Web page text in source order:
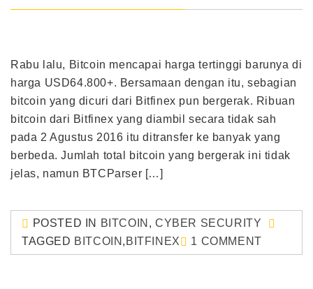
Rabu lalu, Bitcoin mencapai harga tertinggi barunya di
harga USD64.800+. Bersamaan dengan itu, sebagian
bitcoin yang dicuri dari Bitfinex pun bergerak. Ribuan
bitcoin dari Bitfinex yang diambil secara tidak sah
pada 2 Agustus 2016 itu ditransfer ke banyak yang
berbeda. Jumlah total bitcoin yang bergerak ini tidak
jelas, namun BTCParser […]
POSTED IN BITCOIN ,CYBER SECURITY
TAGGED BITCOIN , BITFINEX 1 COMMENT